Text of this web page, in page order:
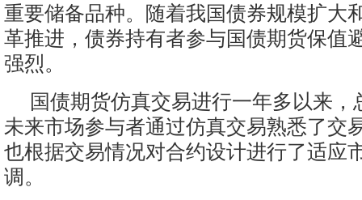
重要储备品种。随着我国债券规模扩大
革推进，债券持有者参与国债期货保值
强烈。
国债期货仿真交易进行一年多以来，
未来市场参与者通过仿真交易熟悉了交
也根据交易情况对合约设计进行了适应
调。